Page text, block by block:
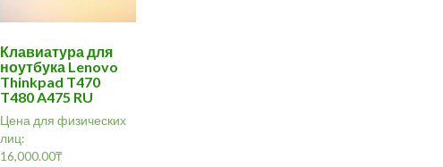
Клавиатура для
ноутбука Lenovo
Thinkpad T470
T480 A475 RU
Цена для физических
лиц:
16,000.00₸